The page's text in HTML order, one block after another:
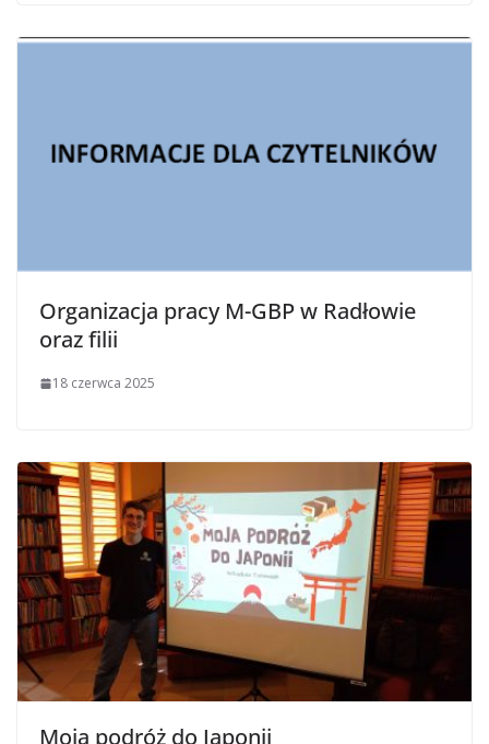
Organizacja pracy M-GBP w Radłowie
oraz filii
18 czerwca 2025
Moja podróż do Japonii